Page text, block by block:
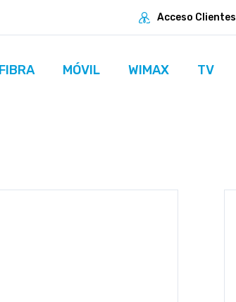
Acceso Clientes
FIBRA MÓVIL WIMAX TV